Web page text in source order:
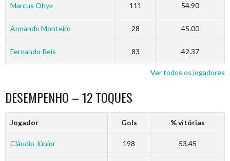
Marcus Ohya 111 54.90
Armando Monteiro 28 45.00
Fernando Reis 83 42.37
Ver todos os jogadores
DESEMPENHO – 12 TOQUES
Jogador Gols % vitórias
Cláudio Júnior 198 53.45